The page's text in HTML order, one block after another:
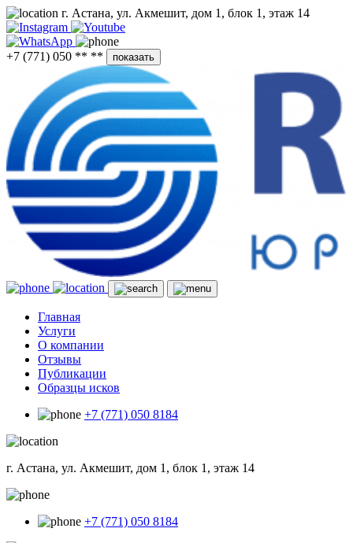
г. Астана, ул. Акмешит, дом 1, блок 1, этаж 14
+7 (771) 050 ** ** показать
Главная
Услуги
О компании
Отзывы
Публикации
Образцы исков
+7 (771) 050 8184
г. Астана, ул. Акмешит, дом 1, блок 1, этаж 14
+7 (771) 050 8184